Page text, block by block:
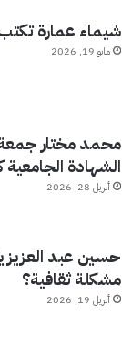
شيماء عمارة
مايو 19, 2026
محمد مختار
الشهادة الجامعية
أبريل 28, 2026
حسين عبد العزيز
مشكلة ثقافية؟
أبريل 19, 2026